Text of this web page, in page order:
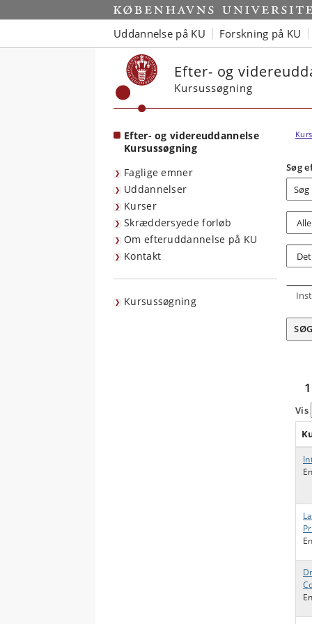
Start
Uddannelse på KU Forskning på KU
Efter- og
Kursussøgning
Efter- og videreuddannelse
Kursussøgning
Faglige emner
Uddannelser
Kurser
Skræddersyede forløb
Om efteruddannelse på KU
Kontakt
Kursussøgning
Søg
SØG
Vis